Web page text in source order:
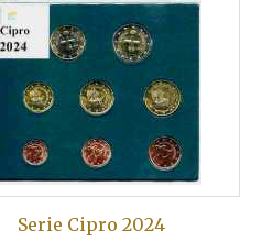
Serie Cipro 2024